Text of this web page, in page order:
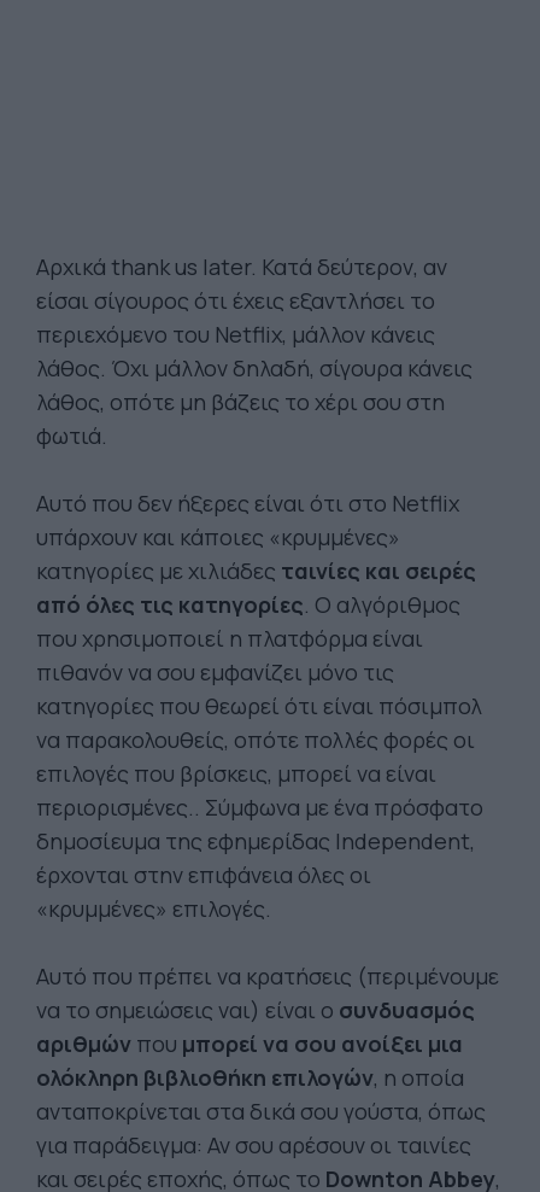
Αρχικά thank us later. Κατά δεύτερον, αν
είσαι σίγουρος ότι έχεις εξαντλήσει το
περιεχόμενο του Netflix, μάλλον κάνεις
λάθος. Όχι μάλλον δηλαδή, σίγουρα κάνεις
λάθος, οπότε μη βάζεις το χέρι σου στη
φωτιά.
Αυτό που δεν ήξερες είναι ότι στο Netflix
υπάρχουν και κάποιες «κρυμμένες»
κατηγορίες με χιλιάδες ταινίες και σειρές
από όλες τις κατηγορίες. Ο αλγόριθμος
που χρησιμοποιεί η πλατφόρμα είναι
πιθανόν να σου εμφανίζει μόνο τις
κατηγορίες που θεωρεί ότι είναι πόσιμπολ
να παρακολουθείς, οπότε πολλές φορές οι
επιλογές που βρίσκεις, μπορεί να είναι
περιορισμένες.. Σύμφωνα με ένα πρόσφατο
δημοσίευμα της εφημερίδας Independent,
έρχονται στην επιφάνεια όλες οι
«κρυμμένες» επιλογές.
Αυτό που πρέπει να κρατήσεις (περιμένουμε
να το σημειώσεις ναι) είναι ο συνδυασμός
αριθμών που μπορεί να σου ανοίξει μια
ολόκληρη βιβλιοθήκη επιλογών, η οποία
ανταποκρίνεται στα δικά σου γούστα, όπως
για παράδειγμα: Αν σου αρέσουν οι ταινίες
και σειρές εποχής, όπως το Downton Abbey,